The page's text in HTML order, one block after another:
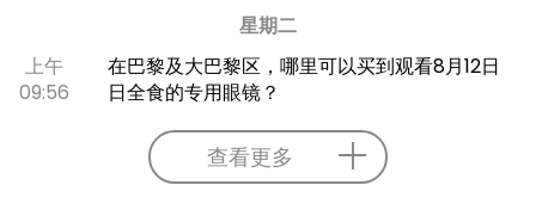
星期二
上午
09:56
在巴黎及大巴黎区，哪里可以买到观看8月12日
日全食的专用眼镜？
查看更多